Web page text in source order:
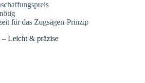
für das Zugsägen-Prinzip
Leicht & präzise